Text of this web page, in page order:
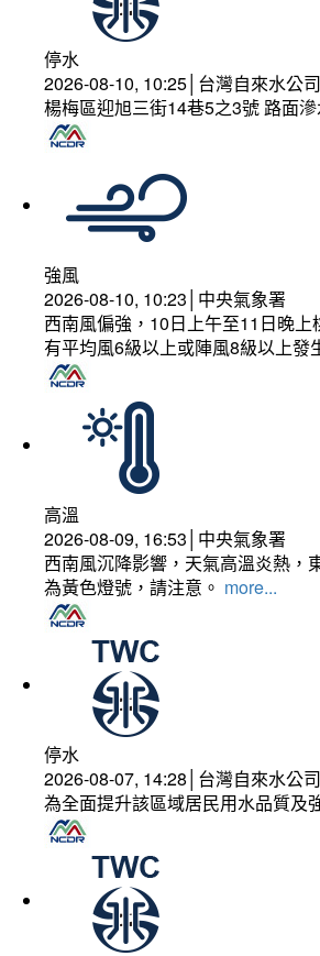
停水
2026-08-10, 10:25│台灣自來水公司
楊梅區迎旭三街14巷5之3號 路面
強風
2026-08-10, 10:23│中央氣象署
西南風偏強，10日上午至11日晚
有平均風6級以上或陣風8級以上發
高溫
2026-08-09, 16:53│中央氣象署
西南風沉降影響，天氣高溫炎熱，
為黃色燈號，請注意。 more...
停水
2026-08-07, 14:28│台灣自來水公司
為全面提升該區域居民用水品質及